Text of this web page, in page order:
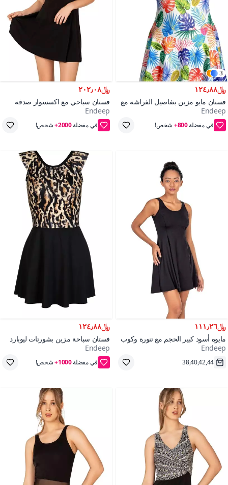
3
﷼١٢٤٫٨٨
فستان مايو مزين بتفاصيل الفراشة مع
تصميم ورقة بيضاء وخضراء
Endeep
في مفضلة
38,40,42,44
﷼٢٠٢٫٠٨
فستان سباحي مع اكسسوار صدفة
البحر الأسود
Endeep
في مفضلة
38,40,42,44,46
﷼١١١٫٢٦
مايوه أسود كبير الحجم مع تنورة وكوب
Endeep
38,40,42,44
شحن سريع
﷼١٢٤٫٨٨
فستان سباحة مزين بشورتات ليوبارد
Endeep
في مفضلة
40,42,44